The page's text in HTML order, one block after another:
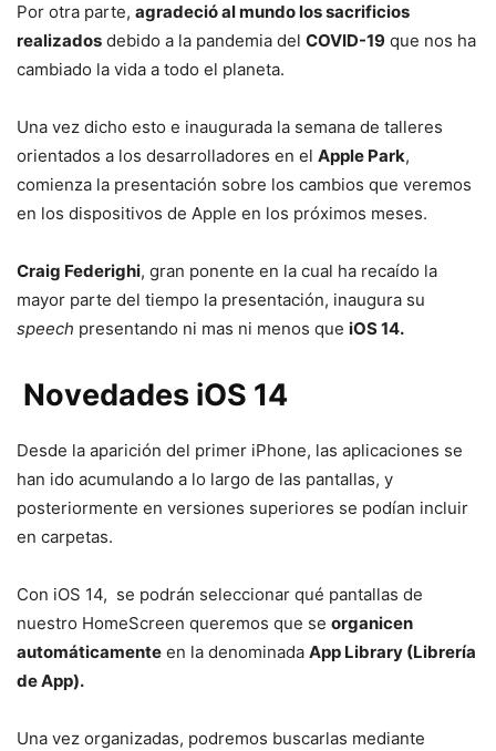
Por otra parte, agradeció al mundo los sacrificios
realizados debido a la pandemia del COVID-19 que nos ha
cambiado la vida a todo el planeta.
Una vez dicho esto e inaugurada la semana de talleres
orientados a los desarrolladores en el Apple Park,
comienza la presentación sobre los cambios que veremos
en los dispositivos de Apple en los próximos meses.
Craig Federighi, gran ponente en la cual ha recaído la
mayor parte del tiempo la presentación, inaugura su
speech presentando ni mas ni menos que iOS 14.
Novedades iOS 14
Desde la aparición del primer iPhone, las aplicaciones se
han ido acumulando a lo largo de las pantallas, y
posteriormente en versiones superiores se podían incluir
en carpetas.
Con iOS 14, se podrán seleccionar qué pantallas de
nuestro HomeScreen queremos que se organicen
automáticamente en la denominada App Library (Librería
de App).
Una vez organizadas, podremos buscarlas mediante